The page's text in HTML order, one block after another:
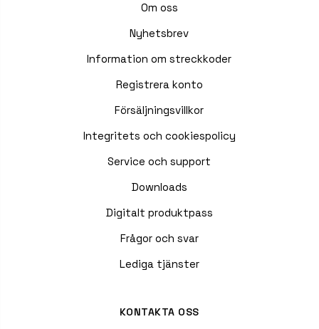
Om oss
Nyhetsbrev
Information om streckkoder
Registrera konto
Försäljningsvillkor
Integritets och cookiespolicy
Service och support
Downloads
Digitalt produktpass
Frågor och svar
Lediga tjänster
KONTAKTA OSS